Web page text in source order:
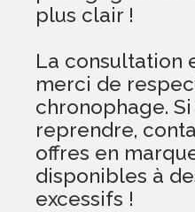
plus clair !
La consultation
merci de
chronophage.
reprendre,
offres en
disponibles à
excessifs !